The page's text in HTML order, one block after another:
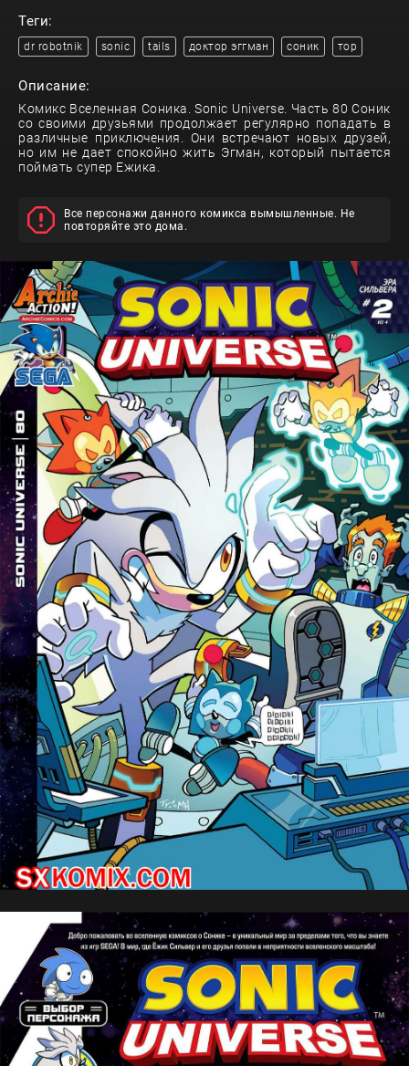
Теги:
dr robotnik sonic tails доктор эггман соник тор
Описание:
Комикс Вселенная Соника. Sonic Universe. Часть 80 Соник
со своими друзьями продолжает регулярно попадать в
различные приключения. Они встречают новых друзей,
но им не дает спокойно жить Эгман, который пытается
поймать супер Ежика.
Все персонажи данного комикса вымышленные. Не
повторяйте это дома.